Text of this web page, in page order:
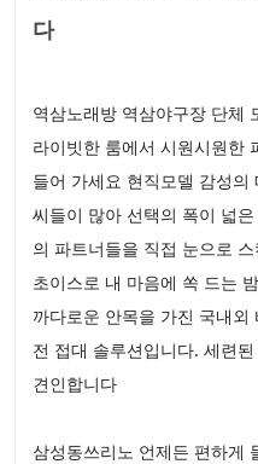
다
역삼노래방 역삼야구장 단체
라이빗한 룸에서 시원시원한
들어 가세요 현직모델 감성
씨들이 많아 선택의 폭이 넓
의 파트너들을 직접 눈으로
초이스로 내 마음에 쏙 드는
까다로운 안목을 가진 국내외
전 접대 솔루션입니다. 세련
견인합니다
삼성동쓰리노 언제든 편하게